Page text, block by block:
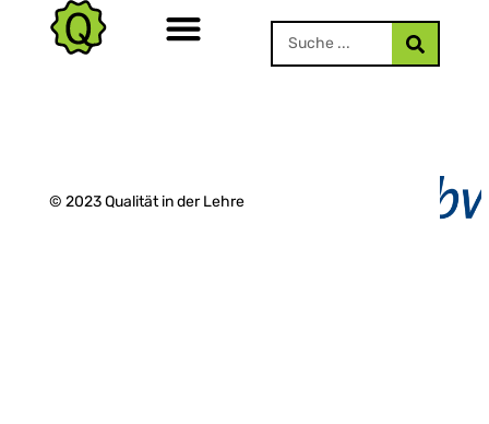
© 2023 Qualität in der Lehre